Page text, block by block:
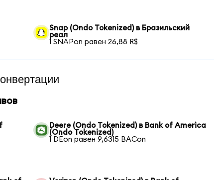
Snap (Ondo Tokenized) в Бразильский
реал
1 SNAPon равен 26,88 R$
Deere (Ondo Tokenized) в Bank of America
(Ondo Tokenized)
1 DEon равен 9,6315 BACon